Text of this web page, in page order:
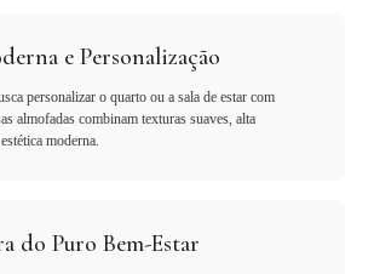
e Personalização
personalizar o quarto ou a sala de estar com
almofadas combinam texturas suaves, alta
moderna.
do Puro Bem-Estar